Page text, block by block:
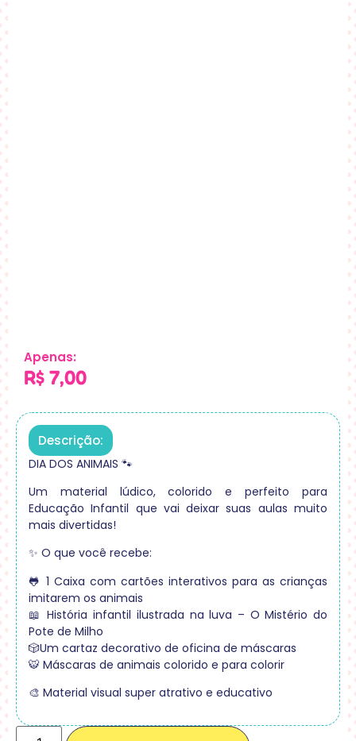
Apenas:
R$ 7,00
Descrição:
DIA DOS ANIMAIS 🐾
Um material lúdico, colorido e perfeito para
Educação Infantil que vai deixar suas aulas muito
mais divertidas!
✨ O que você recebe:
🐸 1 Caixa com cartões interativos para as crianças
imitarem os animais
📖 História infantil ilustrada na luva – O Mistério do
Pote de Milho
🎲Um cartaz decorativo de oficina de máscaras
🐯 Máscaras de animais colorido e para colorir
🎨 Material visual super atrativo e educativo